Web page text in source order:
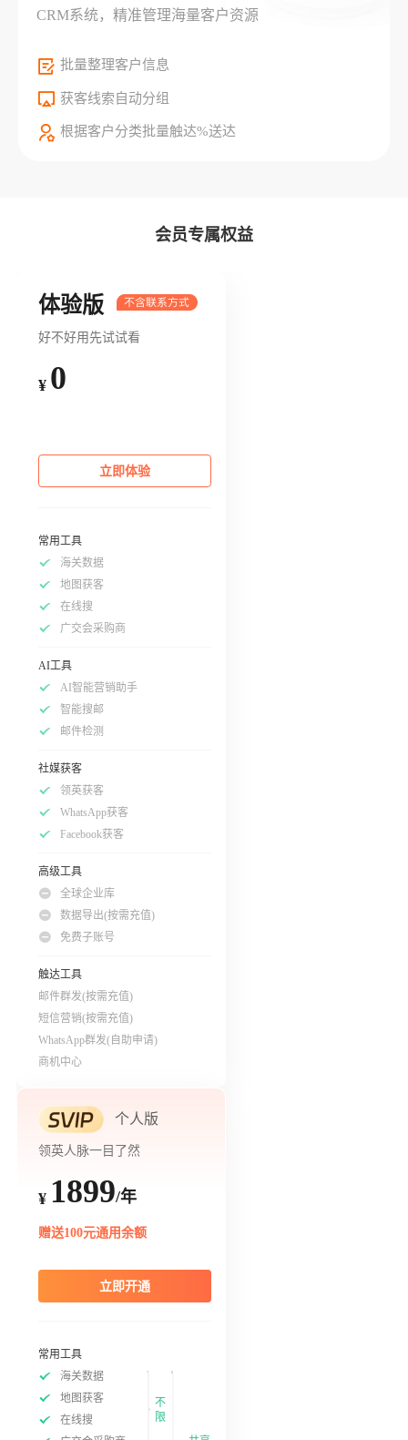
CRM系统，精准管理海量客户资源
批量整理客户信息
获客线索自动分组
根据客户分类批量触达%送达
会员专属权益
体验版
好不好用先试试看
¥ 0
立即体验
常用工具
海关数据
地图获客
在线搜
广交会采购商
AI工具
AI智能营销助手
智能搜邮
邮件检测
社媒获客
领英获客
WhatsApp获客
Facebook获客
高级工具
全球企业库
数据导出(按需充值)
免费子账号
触达工具
邮件群发(按需充值)
短信营销(按需充值)
WhatsApp群发(自助申请)
商机中心
个人版
领英人脉一目了然
¥ 1899/年
赠送100元通用余额
立即开通
常用工具
海关数据
地图获客
在线搜
不
限